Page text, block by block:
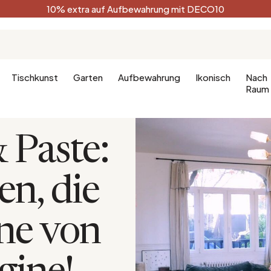
10% extra auf Aufbewahrung mit DECO10
Tischkunst Garten Aufbewahrung Ikonisch
Nach
Raum
Küche
Küchenmöbel
Leuchte für die Küche
Terracotta
Schwarz
Weiß
Celadon
Golden
Deko-
die
von